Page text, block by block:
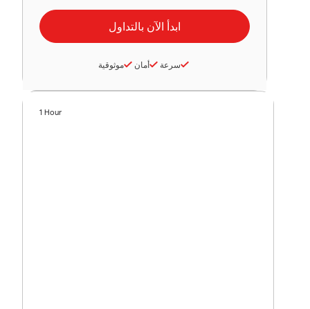
سرعة أمان موثوقية
1 Hour